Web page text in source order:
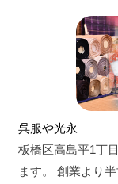
呉服や光永
板橋区高島平1丁
ます。 創業より